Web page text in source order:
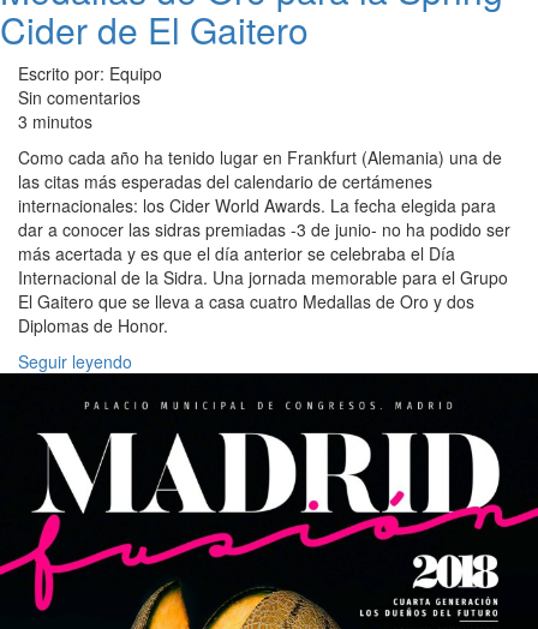
Cider de El Gaitero
Escrito por: Equipo
Sin comentarios
3 minutos
Como cada año ha tenido lugar en Frankfurt (Alemania) una de
las citas más esperadas del calendario de certámenes
internacionales: los Cider World Awards. La fecha elegida para
dar a conocer las sidras premiadas -3 de junio- no ha podido ser
más acertada y es que el día anterior se celebraba el Día
Internacional de la Sidra. Una jornada memorable para el Grupo
El Gaitero que se lleva a casa cuatro Medallas de Oro y dos
Diplomas de Honor.
Seguir leyendo